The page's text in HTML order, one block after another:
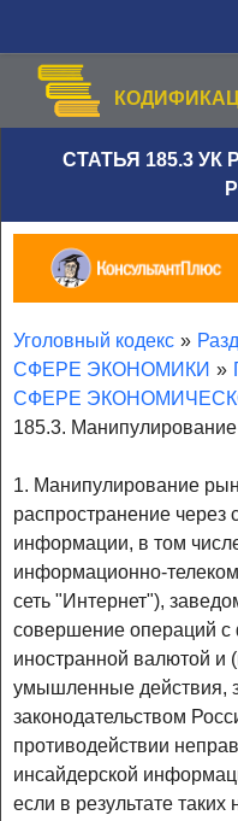
СТАТЬЯ 185.3
Уголовный кодекс »
СФЕРЕ ЭКОНОМИКИ »
СФЕРЕ
185.3.
1. Манипулирование
распространение через
информации, в том
информационно-
сеть "Интернет"),
совершение операций
иностранной валютой и
умышленные действия,
законодательством
противодействии
инсайдерской
если в результате